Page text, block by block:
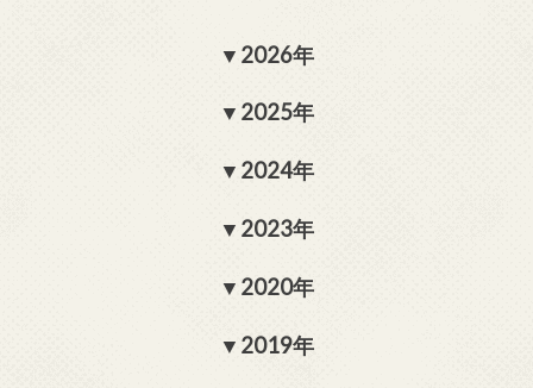
2026年
2025年
2024年
2023年
2020年
2019年